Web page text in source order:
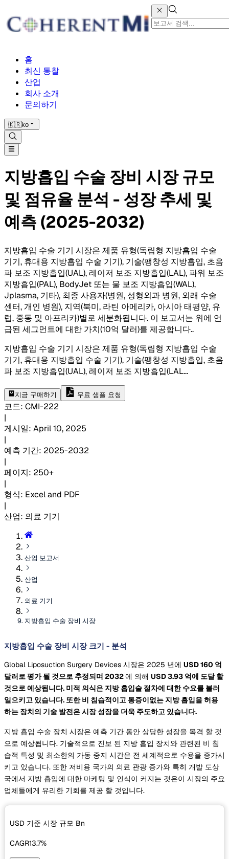
홈
최신 통찰
산업
회사 소개
문의하기
🇰🇷ko
지방흡입 수술 장비 시장 규모
및 점유율 분석 - 성장 추세 및
예측 (2025-2032)
지방흡입 수술 기기 시장은 제품 유형(독립형 지방흡입 수술
기기, 휴대용 지방흡입 수술 기기), 기술(팽창성 지방흡입, 초음
파 보조 지방흡입(UAL), 레이저 보조 지방흡입(LAL), 파워 보조
지방흡입(PAL), BodyJet 또는 물 보조 지방흡입(WAL),
Jplasma, 기타), 최종 사용자(병원, 성형외과 병원, 외래 수술
센터, 개인 병원), 지역(북미, 라틴 아메리카, 아시아 태평양, 유
럽, 중동 및 아프리카)별로 세분화됩니다. 이 보고서는 위에 언
급된 세그먼트에 대한 가치(10억 달러)를 제공합니다..
지방흡입 수술 기기 시장은 제품 유형(독립형 지방흡입 수술
기기, 휴대용 지방흡입 수술 기기), 기술(팽창성 지방흡입, 초음
파 보조 지방흡입(UAL), 레이저 보조 지방흡입(LAL...
지금 구매하기 무료 샘플 요청
코드: CMI-222
|
게시일: April 10, 2025
|
예측 기간: 2025-2032
|
페이지: 250+
|
형식: Excel and PDF
|
산업: 의료 기기
산업 보고서
산업
의료 기기
지방흡입 수술 장비 시장
지방흡입 수술 장비 시장 크기 - 분석
Global Liposuction Surgery Devices 시장은 2025 년에 USD 160 억
달러로 평가 될 것으로 추정되며 2032에 의해 USD 3.93 억에 도달 할
것으로 예상됩니다. 미적 의식은 지방 흡입술 절차에 대한 수요를 불러
일으키고 있습니다. 또한 비 침습적이고 통증이없는 지방 흡입을 허용
하는 장치의 기술 발전은 시장 성장을 더욱 주도하고 있습니다.
지방 흡입 수술 장치 시장은 예측 기간 동안 상당한 성장을 목격 할 것
으로 예상됩니다. 기술적으로 진보 된 지방 흡입 장치와 관련된 비 침
습적 특성 및 최소한의 가동 중지 시간은 전 세계적으로 수용을 증가시
키고 있습니다. 또한 저비용 국가의 의료 관광 증가와 ​​특히 개발 도상
국에서 지방 흡입에 대한 마케팅 및 인식이 커지는 것은이 시장의 주요
업체들에게 유리한 기회를 제공 할 것입니다.
USD 기준 시장 규모 Bn
CAGR13.7%